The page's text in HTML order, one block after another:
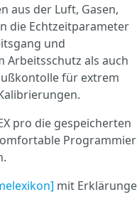
aus der Luft, Gasen,
die Echtzeitparameter
und
Arbeitsschutz als auch
für extrem
pro die gespeicherten
mit